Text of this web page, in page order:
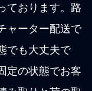
ております。路
ャーター配送で
でも大丈夫で
定の状態でお客